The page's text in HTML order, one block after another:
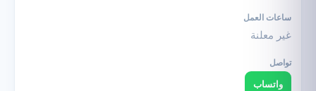
غير معلنة
واتساب